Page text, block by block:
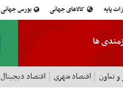
پایه کالاهای جهانی بورس جهانی
ها
و تعاون اقتصاد شهری اقتصاد دیجیتال